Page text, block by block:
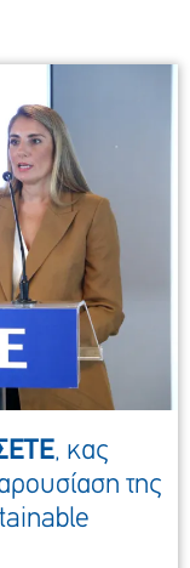
, κας
της